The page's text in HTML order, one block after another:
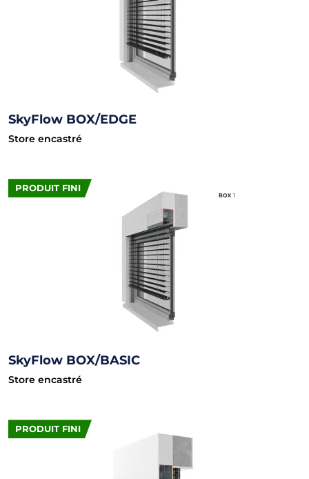
SkyFlow BOX/EDGE
Store encastré
PRODUIT FINI
SkyFlow BOX/BASIC
Store encastré
PRODUIT FINI